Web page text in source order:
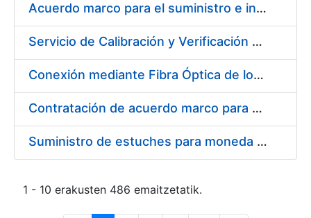
Acuerdo marco para el suministro e instalación de persianas, estores y otros complementos
Servicio de Calibración y Verificación Externa de los Equipos de Medición del Servicio de Prevención de la FNMT-RCM
Conexión mediante Fibra Óptica de los Centros de Proceso de Datos (CPDs) de las sedes de la FNMT-RCM de Burgos y Madrid
Contratación de acuerdo marco para el Suministro de Material de Electricidad para la Fábrica Nacional de Moneda y Timbre-Real Casa de la Moneda en su centro de trabajo de Burgos
Suministro de estuches para moneda de 30 €
1 - 10 erakusten 486 emaitzetatik.